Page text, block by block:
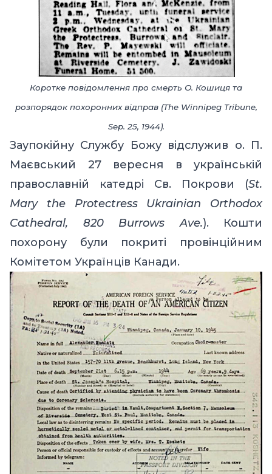
Коротке повідомлення про смерть О. Кошиця та
розпорядок похоронних відправ (The Winnipeg Tribune,
Sep. 25, 1944).
Заупокійну Службу Божу відслужив о. П.
Маєвський 27 вересня в українській
православній катедрі Св. Покрови (St.
Mary the Protectress Ukrainian Orthodox
Cathedral, 820 Burrows Ave.). Кошти
похорону були покриті провінційним
Комітетом Українців Канади.